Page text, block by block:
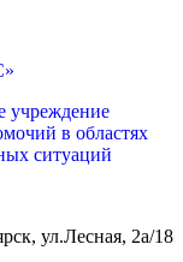
учреждение
в областях
ситуаций
ул.Лесная, 2а/18